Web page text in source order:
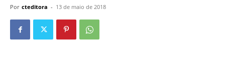
Por cteditora - 13 de maio de 2018